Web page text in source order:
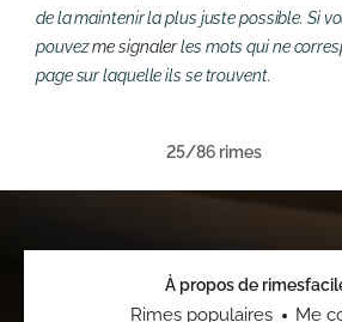
de la maintenir la plus juste possible. Si
pouvezme signalerles mots qui ne
page sur laquelle ils se trouvent.
25/86 rimes
À propos de
Rimes populaires Me